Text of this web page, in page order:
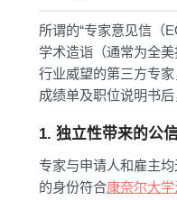
所谓的“专家意见信（
学术造诣（通常为全
行业威望的第三方专家
成绩单及职位说明书后
1. 独立性带来的公
专家与申请人和雇主
的身份符合康奈尔大学